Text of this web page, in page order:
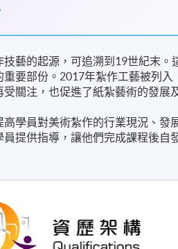
技藝的起源，可追溯到19世紀末
重要部份。2017年紮作工藝被列
受關注，也促進了紙紮藝術的發展
高學員對美術紮作的行業現況、發
員提供指導，讓他們完成課程後自